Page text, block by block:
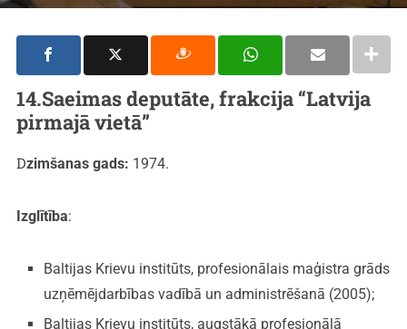
14.Saeimas deputāte, frakcija “Latvija
pirmajā vietā”
Dzimšanas gads: 1974.
Izglītība:
Baltijas Krievu institūts, profesionālais maģistra grāds
uzņēmējdarbības vadībā un administrēšanā (2005);
Baltijas Krievu institūts, augstākā profesionālā